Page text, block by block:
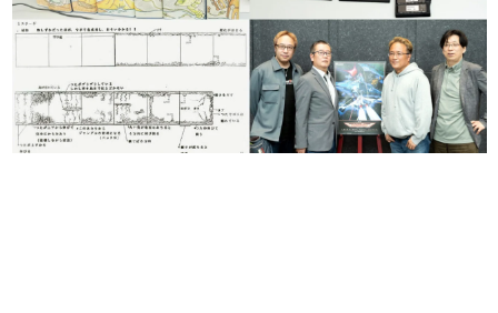
なんでゲームは面白い？
ゲーム開発者・hamatsu氏がゲームの魅力を画面や操作の
具体的な形から解き明かしていく、硬派で骨太な評論連載
です。
ゲームが変えた日本語
「経験値」「裏技」「ラスボス」… ゲームにまつわる言葉
の起源や用法の変遷を、コンピューター文化史研究家・タ
イニーP氏が徹底調査。